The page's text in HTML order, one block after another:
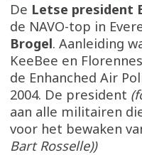
De Letse president
de NAVO-top in
Brogel. Aanleiding
KeeBee en
de Enhanched Air
2004. De president
aan alle militairen
voor het bewaken
Bart Rosselle))